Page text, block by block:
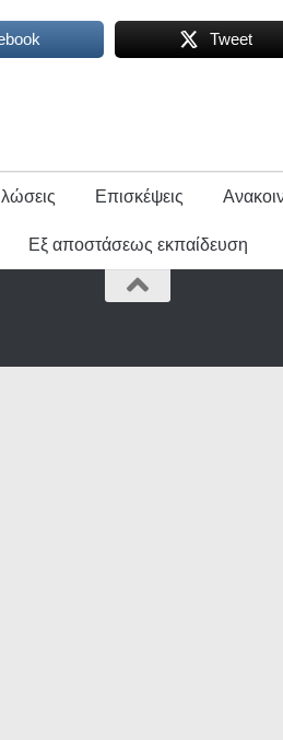
Tweet
Επισκέψεις
Εξ αποστάσεως εκπαίδευση